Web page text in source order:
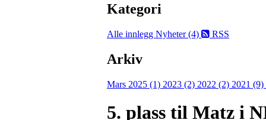
Kategori
Alle innlegg Nyheter (4) RSS
Arkiv
Mars 2025 (1) 2023 (2) 2022 (2) 2021 (9)
5. plass til Matz i